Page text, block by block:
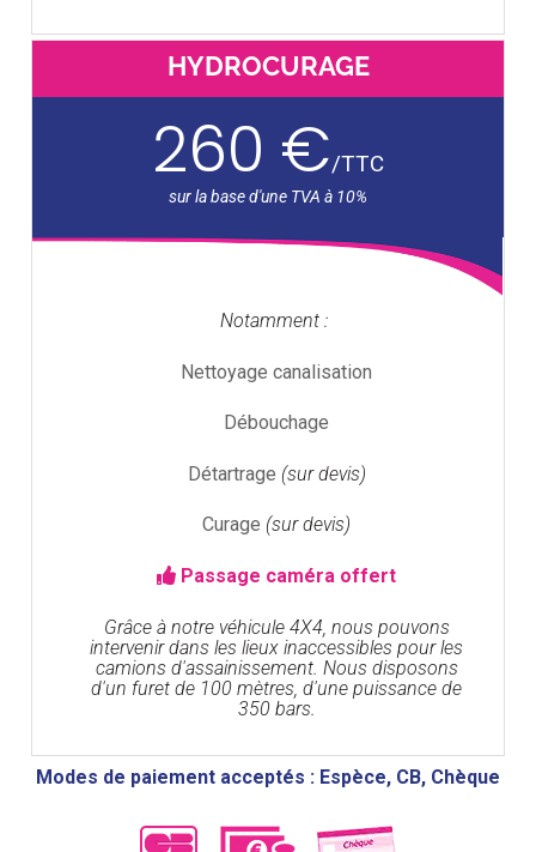
HYDROCURAGE
260 €/TTC
Notamment :
Nettoyage canalisation
Débouchage
Détartrage (sur devis)
Curage (sur devis)
Passage caméra offert
Grâce à notre véhicule 4X4, nous pouvons
intervenir dans les lieux inaccessibles pour les
camions d'assainissement. Nous disposons
d'un furet de 100 mètres, d'une puissance de
350 bars.
Modes de paiement acceptés : Espèce, CB, Chèque